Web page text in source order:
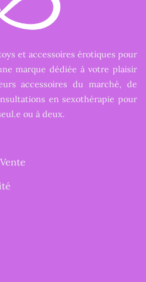
et accessoires érotiques pour
marque dédiée à votre plaisir
accessoires du marché, de
en sexothérapie pour
ou à deux.